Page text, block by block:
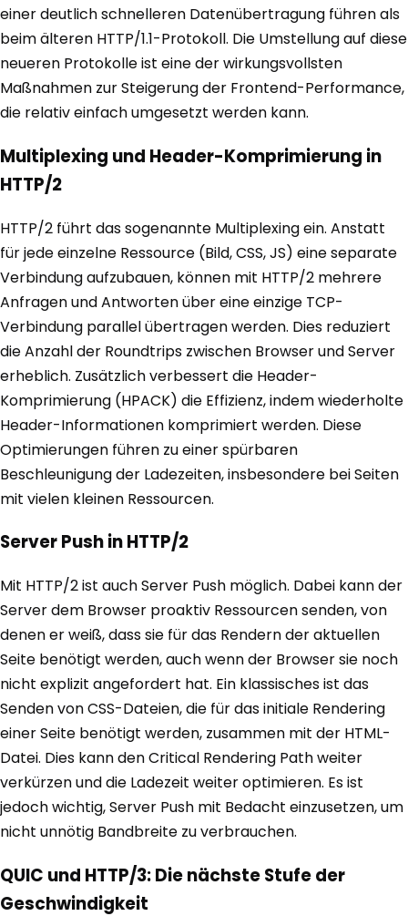
einer deutlich schnelleren Datenübertragung führen als
beim älteren HTTP/1.1-Protokoll. Die Umstellung auf diese
neueren Protokolle ist eine der wirkungsvollsten
Maßnahmen zur Steigerung der Frontend-Performance,
die relativ einfach umgesetzt werden kann.
Multiplexing und Header-Komprimierung in
HTTP/2
HTTP/2 führt das sogenannte Multiplexing ein. Anstatt
für jede einzelne Ressource (Bild, CSS, JS) eine separate
Verbindung aufzubauen, können mit HTTP/2 mehrere
Anfragen und Antworten über eine einzige TCP-
Verbindung parallel übertragen werden. Dies reduziert
die Anzahl der Roundtrips zwischen Browser und Server
erheblich. Zusätzlich verbessert die Header-
Komprimierung (HPACK) die Effizienz, indem wiederholte
Header-Informationen komprimiert werden. Diese
Optimierungen führen zu einer spürbaren
Beschleunigung der Ladezeiten, insbesondere bei Seiten
mit vielen kleinen Ressourcen.
Server Push in HTTP/2
Mit HTTP/2 ist auch Server Push möglich. Dabei kann der
Server dem Browser proaktiv Ressourcen senden, von
denen er weiß, dass sie für das Rendern der aktuellen
Seite benötigt werden, auch wenn der Browser sie noch
nicht explizit angefordert hat. Ein klassisches ist das
Senden von CSS-Dateien, die für das initiale Rendering
einer Seite benötigt werden, zusammen mit der HTML-
Datei. Dies kann den Critical Rendering Path weiter
verkürzen und die Ladezeit weiter optimieren. Es ist
jedoch wichtig, Server Push mit Bedacht einzusetzen, um
nicht unnötig Bandbreite zu verbrauchen.
QUIC und HTTP/3: Die nächste Stufe der
Geschwindigkeit